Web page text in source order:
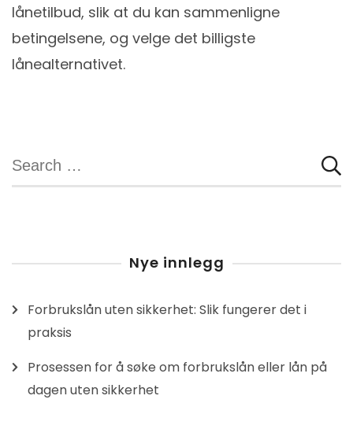
lånetilbud, slik at du kan sammenligne
betingelsene, og velge det billigste
lånealternativet.
Search
for:
Nye innlegg
Forbrukslån uten sikkerhet: Slik fungerer det i
praksis
Prosessen for å søke om forbrukslån eller lån på
dagen uten sikkerhet